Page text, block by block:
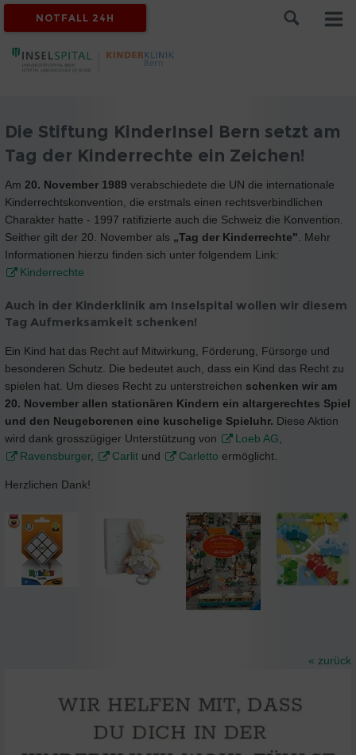
NOTFALL 24H
Die Stiftung KinderInsel Bern setzt am
Tag der Kinderrechte ein Zeichen!
Am 20. November 1989 verabschiedete die UN die internationale
Kinderrechtskonvention, die erstmals einen rechtsverbindlichen
Charakter hatte - 1997 ratifizierte auch die Schweiz die Konvention.
Seither gilt der 20. November als „Tag der Kinderrechte" . Mehr
Informationen hierzu finden sich unter folgendem Link:
Kinderrechte
Auch in der Kinderklinik am Inselspital wollen wir diesem
Tag Aufmerksamkeit schenken!
Ein Kind hat das Recht auf Mitwirkung, Förderung, Fürsorge und
besonderen Schutz. Die bedeutet auch, dass ein Kind das Recht zu
spielen hat. Um dieses Recht zu unterstreichen schenken wir am
20. November allen stationären Kindern ein altargerechtes Spiel
und den Neugeborenen eine kuschelige Spieluhr. Diese Aktion
wird dank grosszügiger Unterstützung von
Loeb AG
Ravensburger, Carlit und Carletto ermöglicht.
Herzlichen Dank!
« zurück